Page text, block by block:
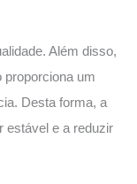
Além disso,
proporciona um
Desta forma, a
estável e a reduzir